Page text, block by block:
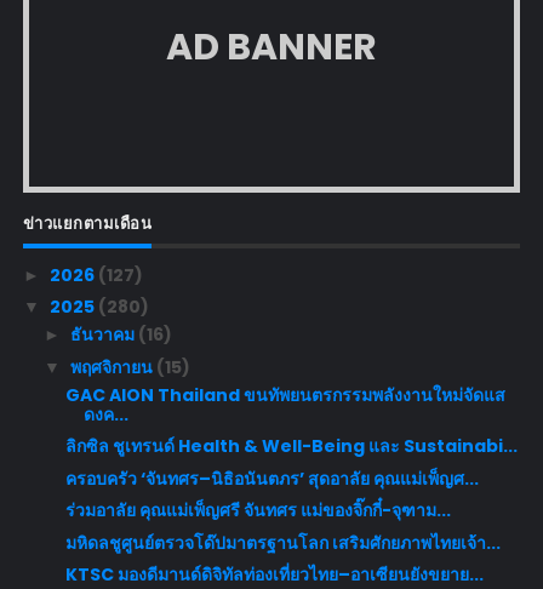
AD BANNER
ข่าวแยกตามเดือน
► 2026 (127)
▼ 2025 (280)
► ธันวาคม (16)
▼ พฤศจิกายน (15)
GAC AION Thailand ขนทัพยนตรกรรมพลังงานใหม่จัดแส
ดงค...
ลิกซิล ชูเทรนด์ Health & Well-Being และ Sustainabi...
ครอบครัว ‘จันทศร–นิธิอนันตภร’ สุดอาลัย คุณแม่เพ็ญศ...
ร่วมอาลัย คุณแม่เพ็ญศรี จันทศร แม่ของจิ๊กกี๋-จุฑาม...
มหิดลชูศูนย์ตรวจโด๊ปมาตรฐานโลก เสริมศักยภาพไทยเจ้า...
KTSC มองดีมานด์ดิจิทัลท่องเที่ยวไทย–อาเซียนยังขยาย...